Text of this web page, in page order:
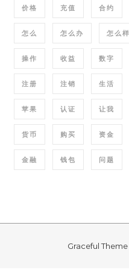
价格 充值 合约
怎么 怎么办 怎么样
操作 收益 数字
注册 注销 生活
苹果 认证 让我
货币 购买 资金
金融 钱包 问题
Graceful